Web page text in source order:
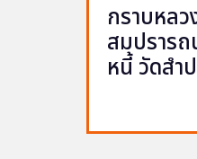
กราบหล
สมปราร
หนี้ วัดสำ